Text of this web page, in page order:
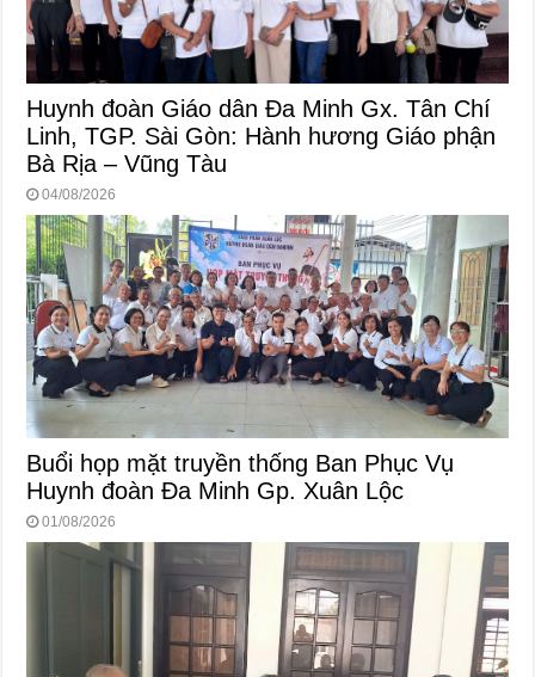
Huynh đoàn Giáo dân Đa Minh Gx. Tân Chí
Linh, TGP. Sài Gòn: Hành hương Giáo phận
Bà Rịa – Vũng Tàu
04/08/2026
Buổi họp mặt truyền thống Ban Phục Vụ
Huynh đoàn Đa Minh Gp. Xuân Lộc
01/08/2026